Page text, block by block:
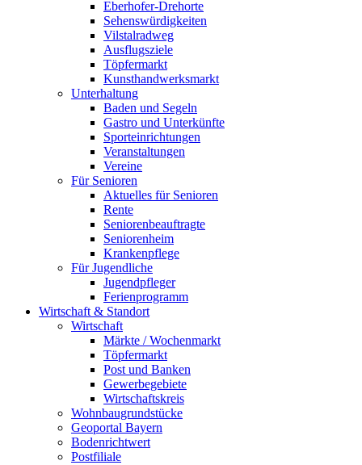
Eberhofer-Drehorte
Sehenswürdigkeiten
Vilstalradweg
Ausflugsziele
Töpfermarkt
Kunsthandwerksmarkt
Unterhaltung
Baden und Segeln
Gastro und Unterkünfte
Sporteinrichtungen
Veranstaltungen
Vereine
Für Senioren
Aktuelles für Senioren
Rente
Seniorenbeauftragte
Seniorenheim
Krankenpflege
Für Jugendliche
Jugendpfleger
Ferienprogramm
Wirtschaft & Standort
Wirtschaft
Märkte / Wochenmarkt
Töpfermarkt
Post und Banken
Gewerbegebiete
Wirtschaftskreis
Wohnbaugrundstücke
Geoportal Bayern
Bodenrichtwert
Postfiliale